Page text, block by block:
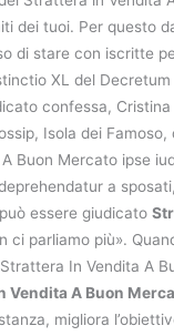
dei tuoi. Per questo
di stare con iscritte
XL del Decretum
confessa,
Isola dei Famoso,
Buon Mercato ipse
a
essere giudicato
ci parliamo più».
In Vendita A
Vendita A Buon
migliora